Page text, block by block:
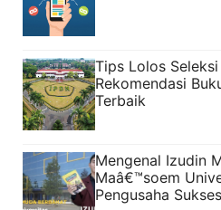
Tips Lolos
Rekomendasi
Terbaik
Mengenal Izudin
Maâ€™soem
Pengusaha Sukses